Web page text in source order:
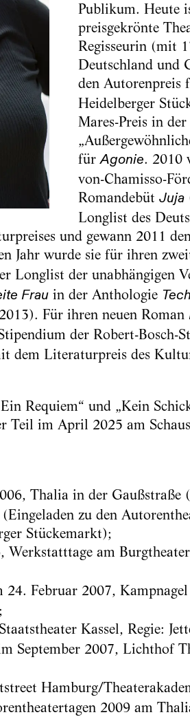
Publikum. Heute
preisgekrönte
Regisseurin (mit
Deutschland und
den Autorenpreis
Heidelberger
Mares-Preis in
fürAgonie. 2010
von-Chamisso-
Romandebüt Juja
Longlist des
und gewann 2011
Jahr wurde sie für ihren
Longlist der unabhängigen
Frauin der Anthologie
Für ihren neuen Roman
der Robert-Bosch-
dem Literaturpreis des
Requiem“ und „Kein
Teil im April 2025 am
Thalia in der Gaußstraße
zu den
Stückemarkt);
am
Februar 2007,
Kassel, Regie:
September 2007, Lichthof
Hamburg/
2009 am